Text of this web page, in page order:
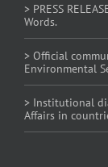
> PRESS
Words.
> Official
Environmental
> Institutional
Affairs in